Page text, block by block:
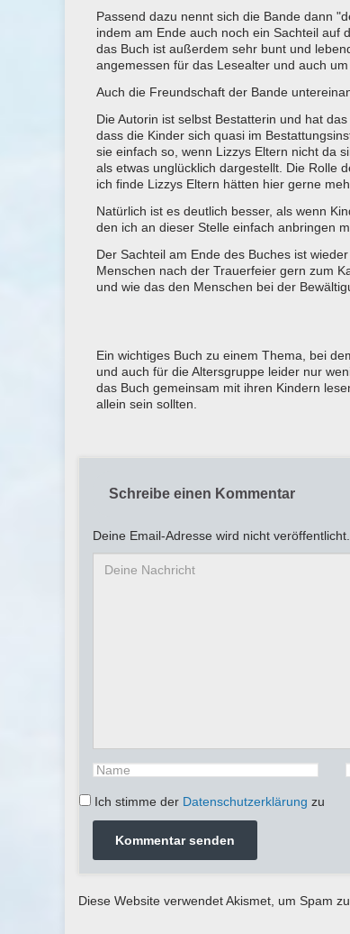
Passend dazu nennt sich die Bande dann
indem am Ende auch noch ein Sachteil auf
das Buch ist außerdem sehr bunt und
angemessen für das Lesealter und auch
Auch die Freundschaft der Bande
Die Autorin ist selbst Bestatterin und hat
dass die Kinder sich quasi im
sie einfach so, wenn Lizzys Eltern nicht da
als etwas unglücklich dargestellt. Die Rolle
ich finde Lizzys Eltern hätten hier gerne
Natürlich ist es deutlich besser, als wenn
den ich an dieser Stelle einfach anbringen
Der Sachteil am Ende des Buches ist
Menschen nach der Trauerfeier gern zum
und wie das den Menschen bei der
Ein wichtiges Buch zu einem Thema, bei
und auch für die Altersgruppe leider nur
das Buch gemeinsam mit ihren Kindern
allein sein sollten.
Schreibe einen Kommentar
Deine Email-Adresse wird nicht veröffentlicht.
Ich stimme der Datenschutzerklärung zu
Diese Website verwendet Akismet, um Spam